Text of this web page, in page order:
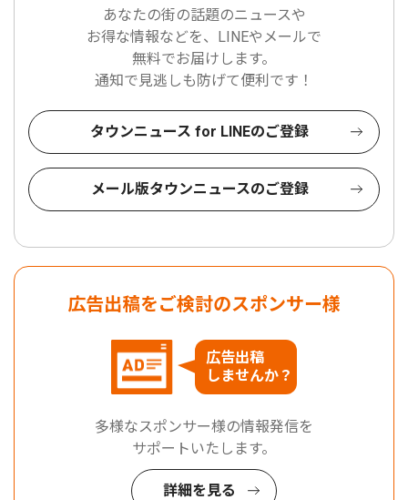
あなたの街の話題のニュースや
お得な情報などを、LINEやメールで
無料でお届けします。
通知で見逃しも防げて便利です！
タウンニュース for LINEのご登録
メール版タウンニュースのご登録
広告出稿をご検討のスポンサー様
広告出稿
しませんか？
多様なスポンサー様の情報発信を
サポートいたします。
詳細を見る